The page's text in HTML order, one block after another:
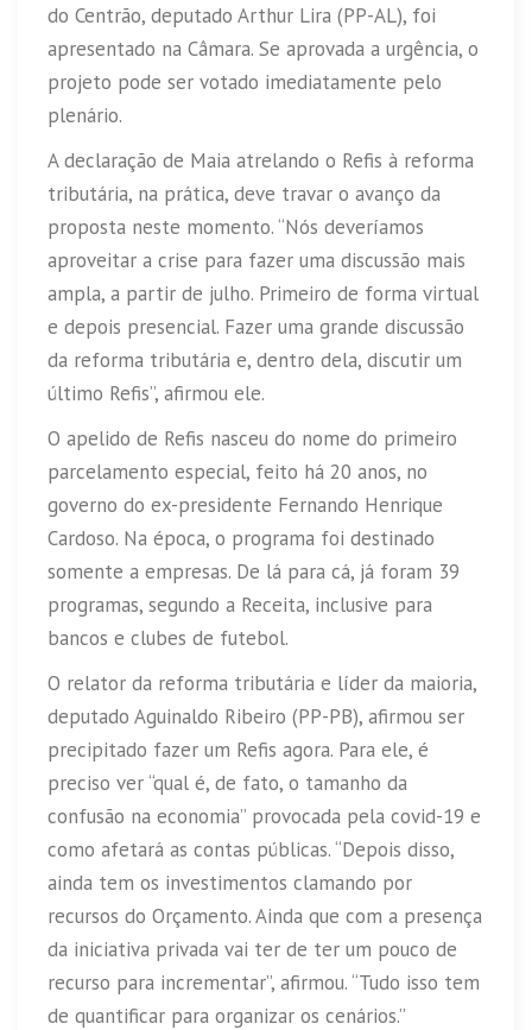
do Centrão, deputado Arthur Lira (PP-AL), foi
apresentado na Câmara. Se aprovada a urgência, o
projeto pode ser votado imediatamente pelo
plenário.
A declaração de Maia atrelando o Refis à reforma
tributária, na prática, deve travar o avanço da
proposta neste momento. “Nós deveríamos
aproveitar a crise para fazer uma discussão mais
ampla, a partir de julho. Primeiro de forma virtual
e depois presencial. Fazer uma grande discussão
da reforma tributária e, dentro dela, discutir um
último Refis”, afirmou ele.
O apelido de Refis nasceu do nome do primeiro
parcelamento especial, feito há 20 anos, no
governo do ex-presidente Fernando Henrique
Cardoso. Na época, o programa foi destinado
somente a empresas. De lá para cá, já foram 39
programas, segundo a Receita, inclusive para
bancos e clubes de futebol.
O relator da reforma tributária e líder da maioria,
deputado Aguinaldo Ribeiro (PP-PB), afirmou ser
precipitado fazer um Refis agora. Para ele, é
preciso ver “qual é, de fato, o tamanho da
confusão na economia” provocada pela covid-19 e
como afetará as contas públicas. “Depois disso,
ainda tem os investimentos clamando por
recursos do Orçamento. Ainda que com a presença
da iniciativa privada vai ter de ter um pouco de
recurso para incrementar”, afirmou. “Tudo isso tem
de quantificar para organizar os cenários.”